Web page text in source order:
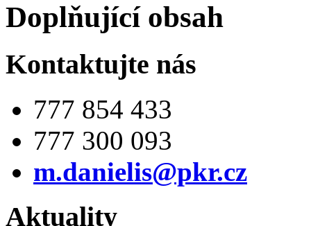
Doplňující obsah
Kontaktujte nás
777 854 433
777 300 093
m.danielis@pkr.cz
Aktuality